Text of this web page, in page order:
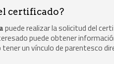
certificado?
puede realizar la solicitud del
puede obtener
un vínculo de parentesco